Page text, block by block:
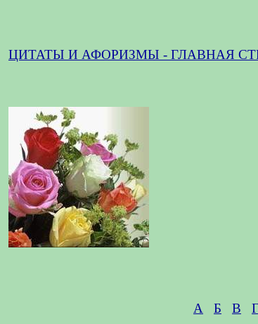
ЦИТАТЫ И АФОРИЗМЫ - ГЛАВНАЯ
А
Б В